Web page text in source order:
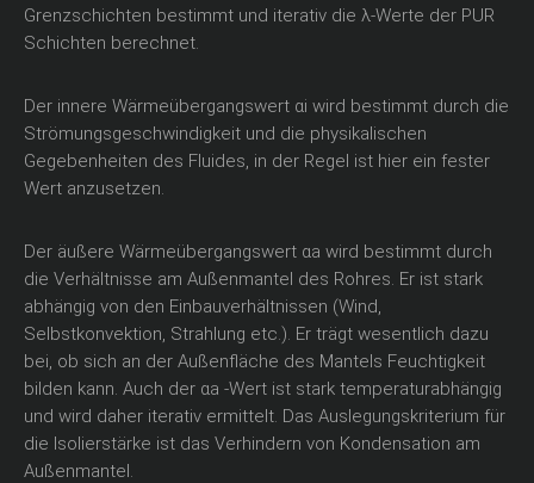
Grenzschichten bestimmt und iterativ die λ-Werte der PUR
Schichten berechnet.
Der innere Wärmeübergangswert αi wird bestimmt durch die
Strömungsgeschwindigkeit und die physikalischen
Gegebenheiten des Fluides, in der Regel ist hier ein fester
Wert anzusetzen.
Der äußere Wärmeübergangswert αa wird bestimmt durch
die Verhältnisse am Außenmantel des Rohres. Er ist stark
abhängig von den Einbauverhältnissen (Wind,
Selbstkonvektion, Strahlung etc.). Er trägt wesentlich dazu
bei, ob sich an der Außenfläche des Mantels Feuchtigkeit
bilden kann. Auch der αa -Wert ist stark temperaturabhängig
und wird daher iterativ ermittelt. Das Auslegungskriterium für
die Isolierstärke ist das Verhindern von Kondensation am
Außenmantel.